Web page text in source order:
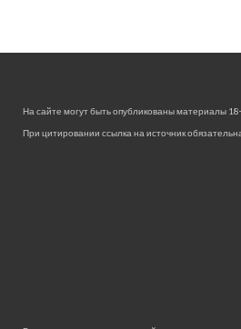
На сайте могут быть опубликованы материалы
При цитировании ссылка на источник